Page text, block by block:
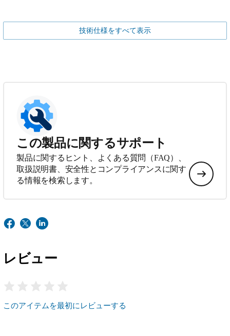
技術仕様をすべて表示
この製品に関するサポート
製品に関するヒント、よくある質問（FAQ）、
取扱説明書、安全性とコンプライアンスに関す
る情報を検索します。
レビュー
このアイテムを最初にレビューする